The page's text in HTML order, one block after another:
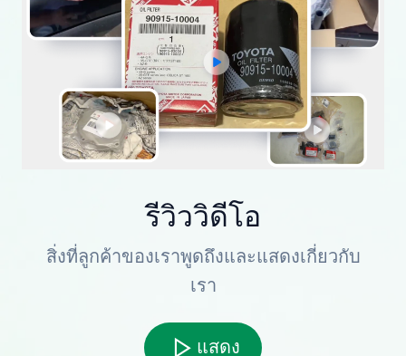
รีวิววิดีโอ
สิ่งที่ลูกค้าของเราพูดถึงและแสดงเกี่ยวกับ
เรา
แสดง